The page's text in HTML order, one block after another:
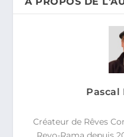
Pascal
Créateur de Rêves